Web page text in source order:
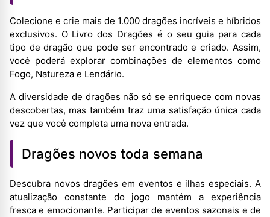
Colecione e crie mais de 1.000 dragões incríveis e híbridos
exclusivos. O Livro dos Dragões é o seu guia para cada
tipo de dragão que pode ser encontrado e criado. Assim,
você poderá explorar combinações de elementos como
Fogo, Natureza e Lendário.
A diversidade de dragões não só se enriquece com novas
descobertas, mas também traz uma satisfação única cada
vez que você completa uma nova entrada.
Dragões novos toda semana
Descubra novos dragões em eventos e ilhas especiais. A
atualização constante do jogo mantém a experiência
fresca e emocionante. Participar de eventos sazonais e de